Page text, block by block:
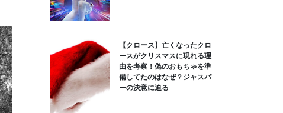
【クロース】亡くなったクロ
ースがクリスマスに現れる理
由を考察！偽のおもちゃを準
備してたのはなぜ？ジャスパ
ーの決意に迫る